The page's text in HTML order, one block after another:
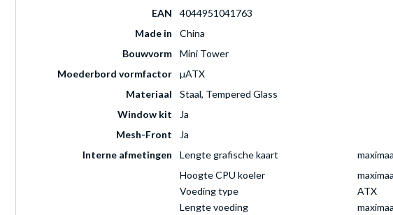
EAN
4044951041763
Made in
China
Bouwvorm
Mini Tower
Moederbord vormfactor
µATX
Materiaal
Staal, Tempered Glass
Window kit
Ja
Mesh-Front
Ja
Interne afmetingen
Lengte grafische kaart
Hoogte CPU koeler
Voeding type
ATX
Lengte voeding